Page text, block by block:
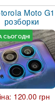
Moto
розборки
СЬОГОДНІ
120.00 грн